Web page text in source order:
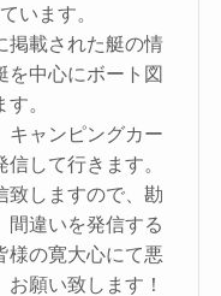
います。
掲載された艇の情
を中心にボート図
。
キャンピングカー
して行きます。
致しますので、勘
間違いを発信する
様の寛大心にて悪
願い致します！